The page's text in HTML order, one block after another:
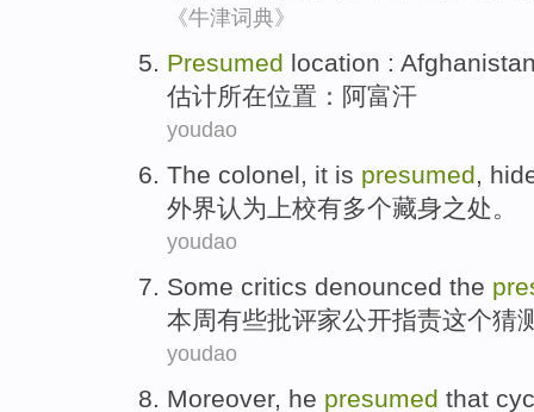
《牛津词典》
Presumed location :
估计所在位置 ：阿富汗
youdao
The colonel, it is presumed,
外界认为上校有多个藏身之处。
youdao
Some critics denounced the
本周有些批评家公开指责这个猜
youdao
Moreover, he presumed that